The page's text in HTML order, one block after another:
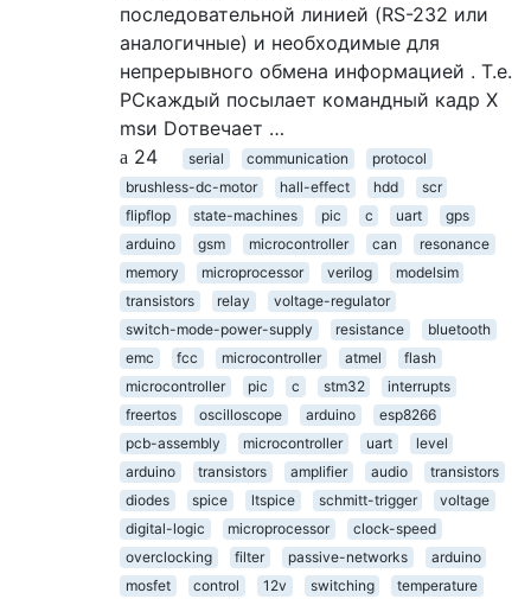
последовательной линией (RS-232 или
аналогичные) и необходимые для
непрерывного обмена информацией . Т.е.
PCкаждый посылает командный кадр X
msи Dотвечает …
24
serial communication
protocol
brushless-dc-motor
hall-effect hdd
scr
flipflop
state-machines pic c uart
gps
arduino
gsm microcontroller can
resonance
memory
microprocessor verilog
modelsim
transistors
relay
voltage-regulator
switch-mode-power-supply
resistance
bluetooth
emc
fcc microcontroller atmel
flash
microcontroller
pic c stm32
interrupts
freertos
oscilloscope arduino
esp8266
pcb-assembly
microcontroller uart
level
arduino
transistors amplifier audio
transistors
diodes
spice ltspice schmitt-trigger
voltage
digital-logic
microprocessor
clock-speed
overclocking
filter passive-networks
arduino
mosfet
control 12v switching temperature